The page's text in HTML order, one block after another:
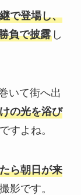
で登場し、
負で披露し
いて街へ出
の光を浴び
すよね。
ら朝日が来
影です。